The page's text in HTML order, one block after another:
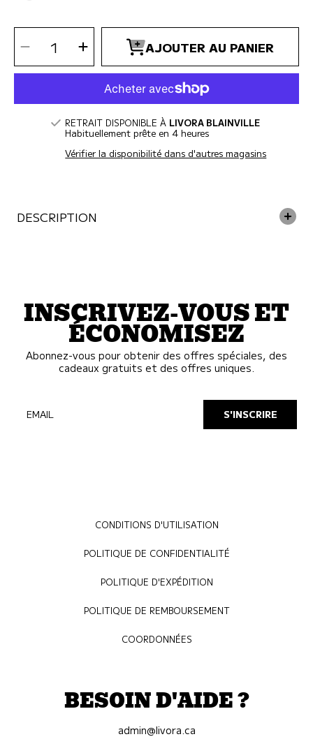
SÉLECTIONNEZ
LA
QUANTITÉ
Diminuer
la
quantité
pour
Vrac
Nature&#39;s
-
Flat
Dental
Tendon
mastication
pour
chien
Augmenter
la
quantité
pour
Vrac
Nature&#39;s
Own
-
Flat
Dental
Tendon
mastication
pour
chien
AJOUTER AU PANIER
RETRAIT DISPONIBLE À LIVORA BLAINVILLE
Habituellement prête en 4 heures
Vérifier la disponibilité dans d'autres magasins
DESCRIPTION
INSCRIVEZ-VOUS ET
ÉCONOMISEZ
Abonnez-vous pour obtenir des offres spéciales, des
cadeaux gratuits et des offres uniques.
EMAIL S'INSCRIRE
CONDITIONS D'UTILISATION
POLITIQUE DE CONFIDENTIALITÉ
POLITIQUE D'EXPÉDITION
POLITIQUE DE REMBOURSEMENT
COORDONNÉES
BESOIN D'AIDE ?
admin@livora.ca